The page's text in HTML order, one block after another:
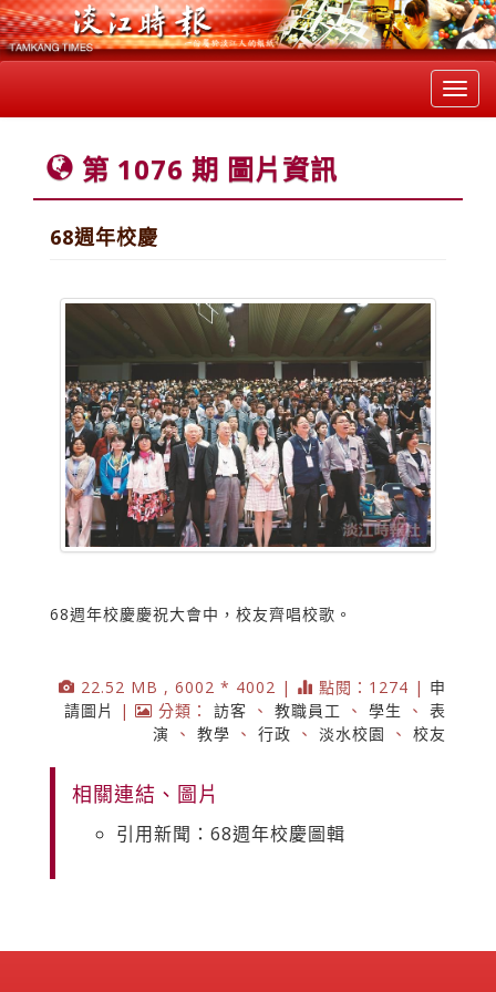
第 1076 期 圖片資訊
68週年校慶
68週年校慶慶祝大會中，校友齊唱校歌。
22.52 MB , 6002 * 4002 | 點閱：1274 | 申
請圖片
| 分類： 訪客 、 教職員工 、 學生 、 表
演
、 教學 、 行政 、 淡水校園 、 校友
相關連結、圖片
引用新聞：68週年校慶圖輯